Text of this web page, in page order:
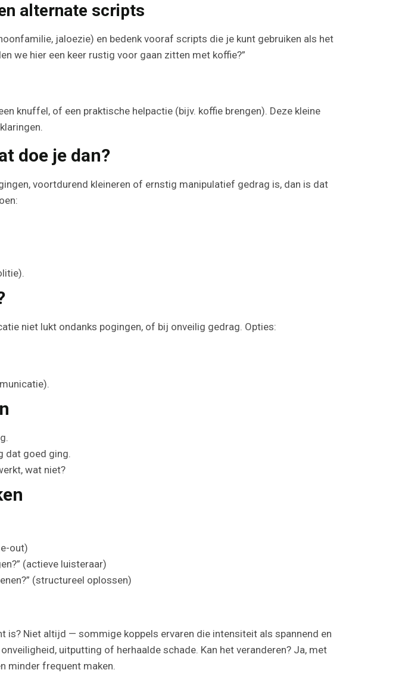
alternate scripts
jaloezie) en bedenk vooraf scripts die je kunt gebruiken als het
we hier een keer rustig voor gaan zitten met koffie?”
knuffel, of een praktische helpactie (bijv. koffie brengen). Deze kleine
doe je dan?
voortdurend kleineren of ernstig manipulatief gedrag is, dan is dat
niet lukt ondanks pogingen, of bij onveilig gedrag. Opties:
dat goed ging.
wat niet?
out)
(actieve luisteraar)
(structureel oplossen)
Niet altijd — sommige koppels ervaren die intensiteit als spannend en
uitputting of herhaalde schade. Kan het veranderen? Ja, met
minder frequent maken.